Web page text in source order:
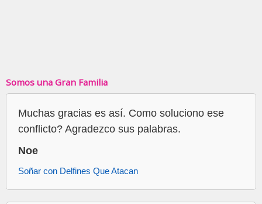
Somos una Gran Familia
Muchas gracias es así. Como soluciono ese
conflicto? Agradezco sus palabras.
Noe
Soñar con Delfines Que Atacan